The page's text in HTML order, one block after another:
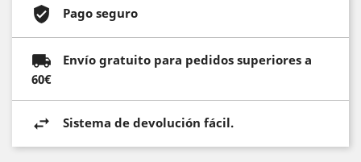
Pago seguro
Envío gratuito para pedidos superiores a
60€
Sistema de devolución fácil.